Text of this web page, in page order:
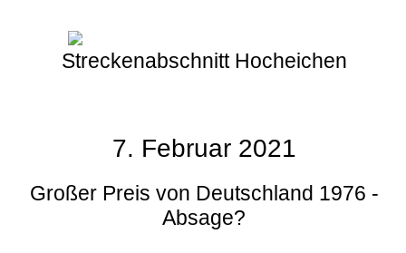
Streckenabschnitt Hocheichen
7. Februar 2021
Großer Preis von Deutschland 1976 -
Absage?